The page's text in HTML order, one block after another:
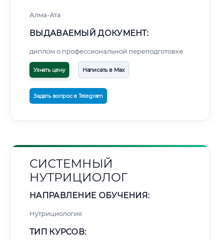
Алма-Ата
ВЫДАВАЕМЫЙ ДОКУМЕНТ:
диплом о профессиональной переподготовке
Узнать цену Написать в Max
Задать вопрос в Telegram
СИСТЕМНЫЙ
НУТРИЦИОЛОГ
НАПРАВЛЕНИЕ ОБУЧЕНИЯ:
Нутрициология
ТИП КУРСОВ: